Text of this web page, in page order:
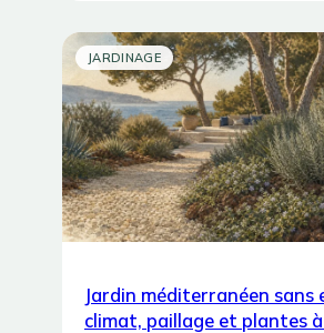
JARDINAGE
Jardin méditerranéen sans
climat, paillage et plantes